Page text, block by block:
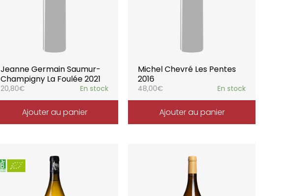
Jeanne Germain Saumur-
Champigny La Foulée 2021
20,80€ En stock
Ajouter au panier
Michel Chevré Les Pentes
2016
48,00€ En stock
Ajouter au panier